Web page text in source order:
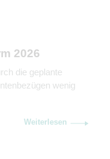
2026
die geplante
wenig
Weiterlesen